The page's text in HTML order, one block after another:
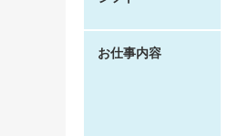
お仕事内容